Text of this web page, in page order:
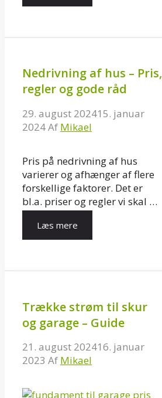
Nedrivning af hus – Pris,
regler og gode råd
29. august 202415. januar
2024Af Mikael
Pris på nedrivning af hus
varierer og afhænger af flere
forskellige faktorer. Det er
bl.a. priser og regler vi skal …
Læs mere
Trække strøm til skur
og garage – Guide
21. august 202416. januar
2023 Af Mikael